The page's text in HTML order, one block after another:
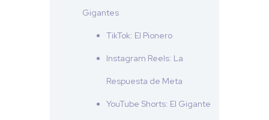
Gigantes
TikTok: El Pionero
Instagram Reels: La
Respuesta de Meta
YouTube Shorts: El Gigante